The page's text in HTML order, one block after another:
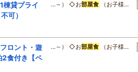
棟貸プライ
可）
…～） ◇お部屋食 （お子様…
ロント・遊
2食付き【ペ
…～） ◇お部屋食 （お子様…